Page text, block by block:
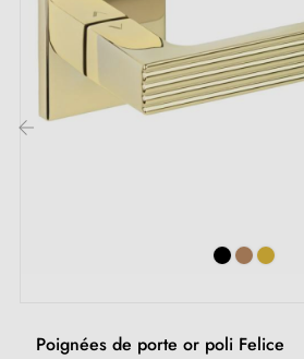
Adaptateurs de montage
Deux tiges carrées : 7x7 mm
pour la Belgique, la Suisse et l'UE
Vis M4 pour une fixation robuste
Poignées de porte or poli Felice